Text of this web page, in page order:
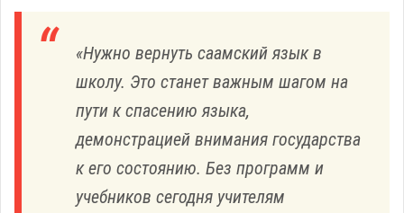
«Нужно вернуть саамский язык в
школу. Это станет важным шагом на
пути к спасению языка,
демонстрацией внимания государства
к его состоянию. Без программ и
учебников сегодня учителям